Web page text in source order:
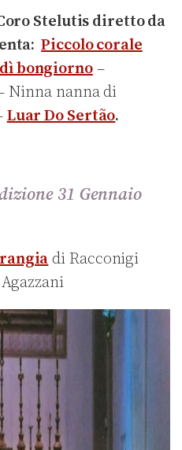
Stelutis diretto da
Piccolo corale
bongiorno–
Ninna nanna di
Luar Do Sertão.
31 Gennaio
di Racconigi